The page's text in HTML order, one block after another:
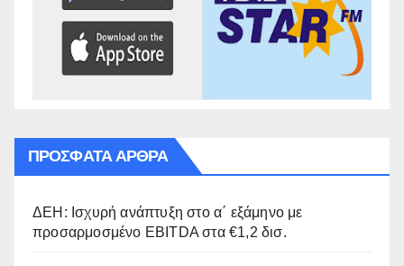
ΠΡΌΣΦΑΤΑ ΆΡΘΡΑ
ΔΕΗ: Ισχυρή ανάπτυξη στο α΄ εξάμηνο με
προσαρμοσμένο EBITDA στα €1,2 δισ.